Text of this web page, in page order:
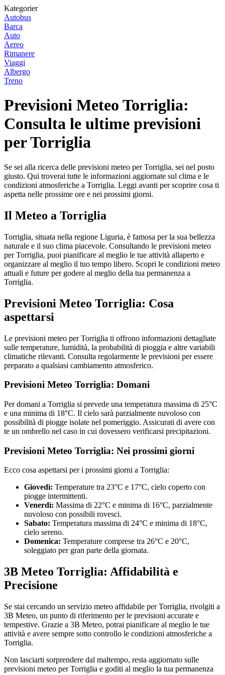
Kategorier
Autobus
Barca
Auto
Aereo
Rimanere
Viaggi
Albergo
Treno
Previsioni Meteo Torriglia:
Consulta le ultime previsioni
per Torriglia
Se sei alla ricerca delle previsioni meteo per Torriglia, sei nel posto
giusto. Qui troverai tutte le informazioni aggiornate sul clima e le
condizioni atmosferiche a Torriglia. Leggi avanti per scoprire cosa ti
aspetta nelle prossime ore e nei prossimi giorni.
Il Meteo a Torriglia
Torriglia, situata nella regione Liguria, è famosa per la sua bellezza
naturale e il suo clima piacevole. Consultando le previsioni meteo
per Torriglia, puoi pianificare al meglio le tue attività allaperto e
organizzare al meglio il tuo tempo libero. Scopri le condizioni meteo
attuali e future per godere al meglio della tua permanenza a
Torriglia.
Previsioni Meteo Torriglia: Cosa
aspettarsi
Le previsioni meteo per Torriglia ti offrono informazioni dettagliate
sulle temperature, lumidità, la probabilità di pioggia e altre variabili
climatiche rilevanti. Consulta regolarmente le previsioni per essere
preparato a qualsiasi cambiamento atmosferico.
Previsioni Meteo Torriglia: Domani
Per domani a Torriglia si prevede una temperatura massima di 25°C
e una minima di 18°C. Il cielo sarà parzialmente nuvoloso con
possibilità di piogge isolate nel pomeriggio. Assicurati di avere con
te un ombrello nel caso in cui dovessero verificarsi precipitazioni.
Previsioni Meteo Torriglia: Nei prossimi giorni
Ecco cosa aspettarsi per i prossimi giorni a Torriglia:
Giovedì: Temperature tra 23°C e 17°C, cielo coperto con
piogge intermittenti.
Venerdì: Massima di 22°C e minima di 16°C, parzialmente
nuvoloso con possibili rovesci.
Sabato: Temperatura massima di 24°C e minima di 18°C,
cielo sereno.
Domenica: Temperature comprese tra 26°C e 20°C,
soleggiato per gran parte della giornata.
3B Meteo Torriglia: Affidabilità e
Precisione
Se stai cercando un servizio meteo affidabile per Torriglia, rivolgiti a
3B Meteo, un punto di riferimento per le previsioni accurate e
tempestive. Grazie a 3B Meteo, potrai pianificare al meglio le tue
attività e avere sempre sotto controllo le condizioni atmosferiche a
Torriglia.
Non lasciarti sorprendere dal maltempo, resta aggiornato sulle
previsioni meteo per Torriglia e goditi al meglio la tua permanenza